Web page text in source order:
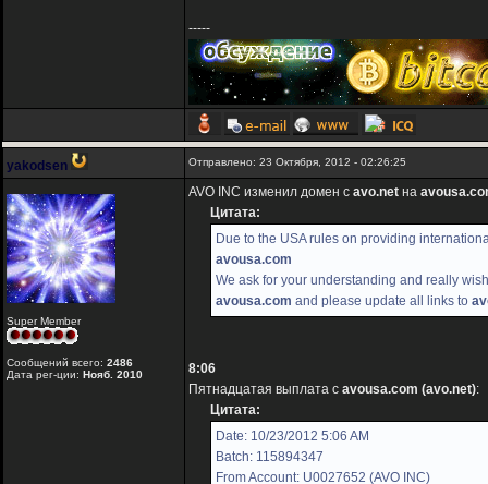
-----
yakodsen Отправлено: 23 Октября, 2012 - 02:26:25
Super Member
Сообщений всего: 2486
Дата рег-ции: Нояб. 2010
AVO INC изменил домен с avo.net на
Цитата:
Due to the USA rules on providing
avousa.com
We ask for your understanding and really
avousa.com and please update all links to
8:06
Пятнадцатая выплата с avousa.com (avo.net):
Цитата:
Date: 10/23/2012 5:06 AM
Batch: 115894347
From Account: U0027652 (AVO INC)